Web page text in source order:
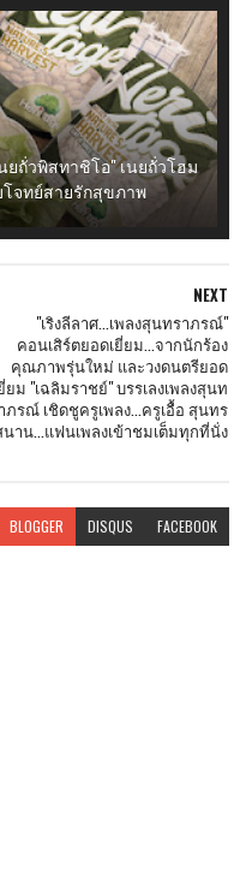
ยถั่วพิสทาชิโอ" เนยถั่วโฮม
จทย์สายรักสุขภาพ
NEXT
"เริงลีลาศ...เพลงสุนทราภรณ์"
คอนเสิร์ตยอดเยี่ยม...จากนักร้อง
คุณภาพรุ่นใหม่ และวงดนตรียอด
ยม "เฉลิมราชย์" บรรเลงเพลงสุนท
ภรณ์ เชิดชูครูเพลง...ครูเอื้อ สุนทร
นาน...แฟนเพลงเข้าชมเต็มทุกที่นั่ง
BLOGGER DISQUS FACEBOOK